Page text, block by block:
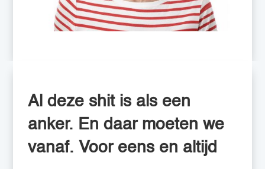
Al deze shit is als een
anker. En daar moeten we
vanaf. Voor eens en altijd